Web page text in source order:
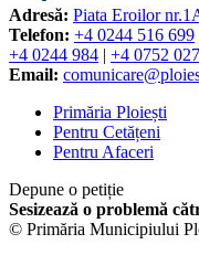
Adresă: Piata Eroilor
Telefon: +4 0244 516 699
+4 0244 984 | +4 0752
Email:
Primăria Ploiești
Pentru Cetățeni
Pentru Afaceri
Depune o petiție
Sesizează o problemă
© Primăria Municipiului